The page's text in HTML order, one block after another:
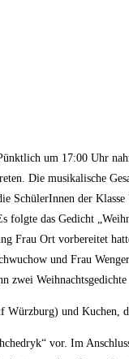
um 17:00 Uhr
Die musikalische
der
das Gedicht
Frau Ort vorbereitet
und Frau
Weihnachtsgedichte
und Kuchen,
vor. Im